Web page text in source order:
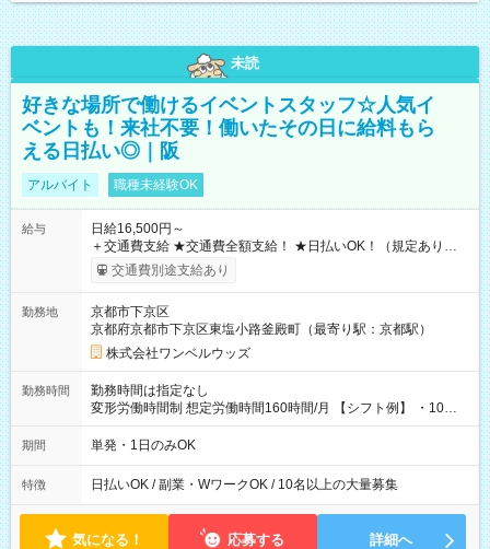
未読
好きな場所で働けるイベントスタッフ☆人気イ
ベントも！来社不要！働いたその日に給料もら
える日払い◎｜阪
アルバイト 職種未経験OK
給与
日給16,500円～
＋交通費支給 ★交通費全額支給！ ★日払いOK！（規定あり） ┗
働いたその日に現金GET♪ お仕事後はコンビニATMから 日払
交通費別途支給あり
勤務地
京都市下京区
京都府京都市下京区東塩小路釜殿町（最寄り駅：京都駅）
株式会社ワンベルウッズ
勤務時間
勤務時間は指定なし
変形労働時間制 想定労働時間160時間/月 【シフト例】 ・10：
00～20：00
期間 単発・1日のみOK
特徴 日払いOK / 副業・WワークOK / 10名以上の大量募集
気になる！ 応募する 詳細へ